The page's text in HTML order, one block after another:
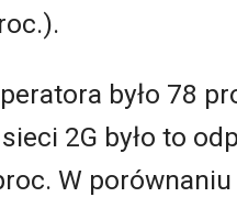
było 78
2G było to
W